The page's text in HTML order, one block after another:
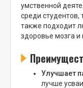
умственной
среди
также подходит
здоровье мозга и
Улучшает
лучше